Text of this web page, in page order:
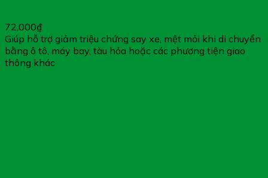
72,000₫
Giúp hỗ trợ giảm triệu chứng say xe, mệt mỏi khi di chuyển
bằng ô tô, máy bay, tàu hỏa hoặc các phương tiện giao
thông khác